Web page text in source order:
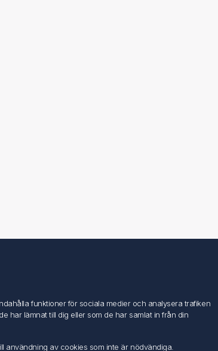
funktioner för sociala medier och analysera trafiken
har lämnat till dig eller som de har samlat in från din
användning av cookies som inte är nödvändiga.